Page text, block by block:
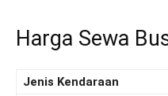
Harga Sewa
Jenis Kendaraan